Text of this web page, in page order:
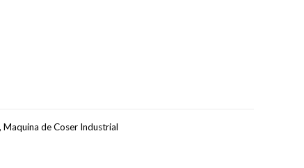
, Maquina de Coser Industrial